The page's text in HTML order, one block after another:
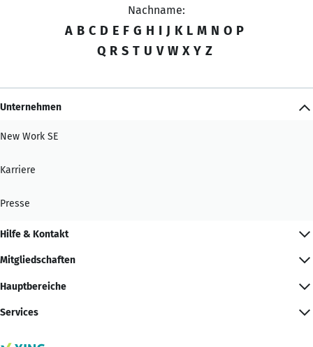
Nachname:
A B C D E F G H I J K L M N O P
Q R S T U V W X Y Z
Unternehmen
New Work SE
Karriere
Presse
Hilfe & Kontakt
Mitgliedschaften
Hauptbereiche
Services